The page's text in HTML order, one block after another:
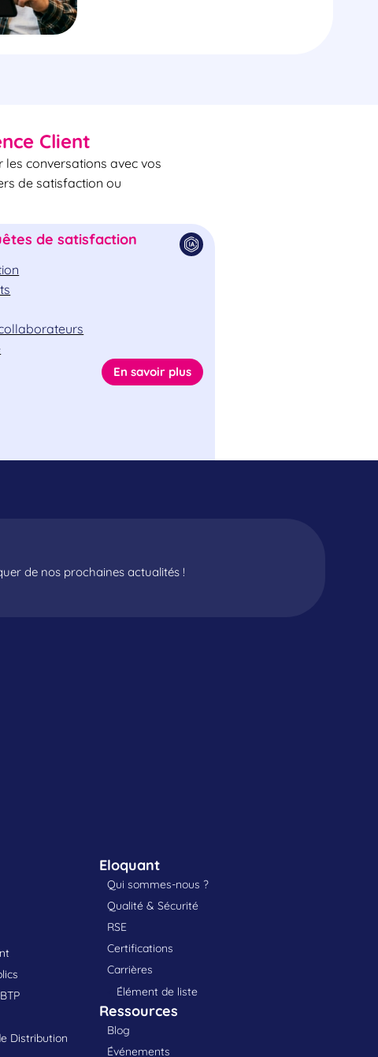
Client
conversations avec vos
de satisfaction ou
de satisfaction
En savoir plus
de nos prochaines actualités !
Distribution
Eloquant
Qui sommes-nous ?
Qualité & Sécurité
RSE
Certifications
Carrières
Élément de liste
Ressources
Blog
Événements